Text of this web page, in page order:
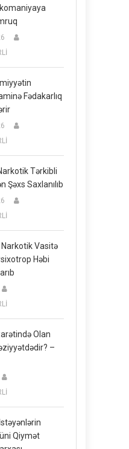
Fədakarlıq
Tərkibli
Şəxs Saxlanılıb
Narkotik Vasitə
Həbi
Olan
–
Qiymət